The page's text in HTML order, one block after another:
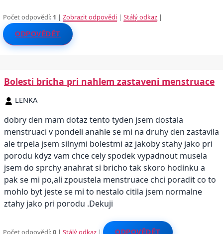
Počet odpovědí: 1 |Zobrazit odpovědi |Stálý odkaz |
ODPOVĚDĚT
Bolesti bricha pri nahlem zastaveni menstruace
LENKA
dobry den mam dotaz tento tyden jsem dostala
menstruaci v pondeli anahle se mi na druhy den zastavila
ale trpela jsem silnymi bolestmi az jakoby stahy jako pri
porodu kdyz vam chce cely spodek vypadnout musela
jsem do sprchy anahrat si bricho tak skoro hodinku a
pak se mi po,ali zpoustela menstruace chci poradit co to
mohlo byt jeste se mi to nestalo citila jsem normalne
ztahy jako pri porodu .Dekuji
Počet odpovědí:0 |Stálý odkaz | ODPOVĚDĚT